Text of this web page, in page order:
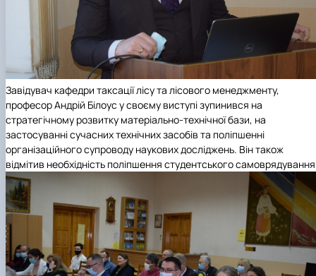
Завідувач кафедри таксації лісу та лісового менеджменту,
професор Андрій Білоус у своєму виступі зупинився на
стратегічному розвитку матеріально-технічної бази, на
застосуванні сучасних технічних засобів та поліпшенні
організаційного супроводу наукових досліджень. Він також
відмітив необхідність поліпшення студентського